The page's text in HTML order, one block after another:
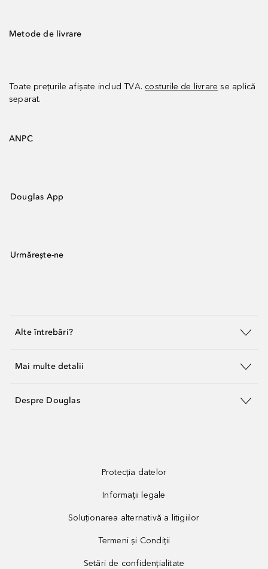
Metode de livrare
Toate prețurile afișate includ TVA. costurile de livrare se aplică
separat.
ANPC
Douglas App
Urmărește-ne
Alte întrebări?
Mai multe detalii
Despre Douglas
Protecția datelor
Informații legale
Soluționarea alternativă a litigiilor
Termeni și Condiții
Setări de confidențialitate